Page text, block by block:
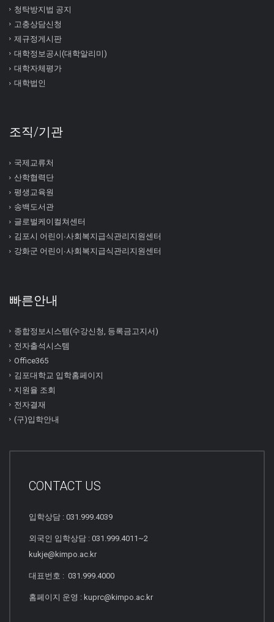
청탁방지법 공지
고충상담신청
제규정게시판
대학정보공시(대학알리미)
대학자체평가
대학법인
조직/기관
국제교류처
산학협력단
평생교육원
송백도서관
글로벌케이컬쳐센터
김포시 어린이∙사회복지급식관리지원센터
강화군 어린이∙사회복지급식관리지원센터
빠른안내
종합정보시스템(수강신청, 등록금고지서)
전자출석시스템
Office365
김포대학교 입학홈페이지
지원율 조회
전자결재
(구)입학안내
CONTACT US
입학상담 : 031.999.4039
외국인 입학상담 : 031.999.4011~2
kukje@kimpo.ac.kr
대표번호 : 031.999.4000
홈페이지 운영 : kuprc@kimpo.ac.kr